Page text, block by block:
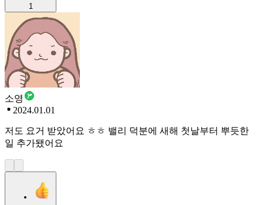
1
소영
2024.01.01
저도 요거 받았어요 ㅎㅎ 밸리 덕분에 새해 첫날부터 뿌듯한
일 추가됐어요